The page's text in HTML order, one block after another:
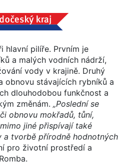
hlavní pilíře. Prvním je
a malých vodních nádrží,
vody v krajině. Druhý
obnovu stávajících rybníků a
dlouhodobou funkčnost a
změnám. „Poslední se
obnovu mokřadů, tůní,
jiné přispívají také
tvorbě přírodně hodnotných
pro životní prostředí a